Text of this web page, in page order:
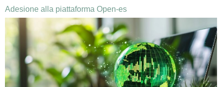
Adesione alla piattaforma Open-es